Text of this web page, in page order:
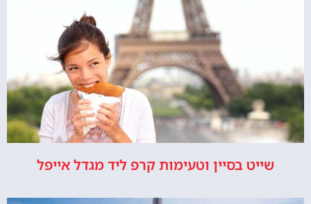
שייט בסיין וטעימות קרפ ליד מגדל אייפל